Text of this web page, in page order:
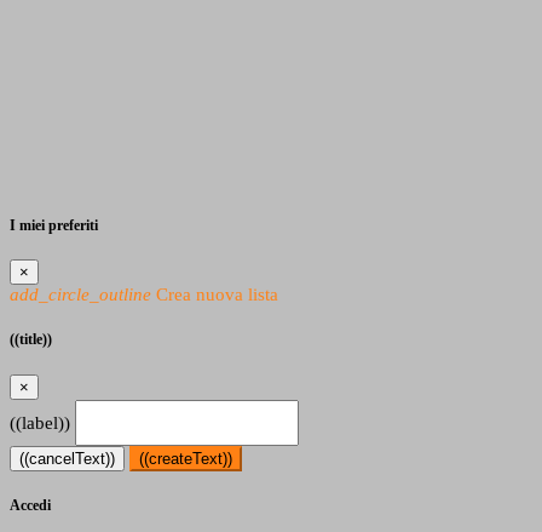
I miei preferiti
×
add_circle_outline Crea nuova lista
((title))
×
((label))
((cancelText)) ((createText))
Accedi